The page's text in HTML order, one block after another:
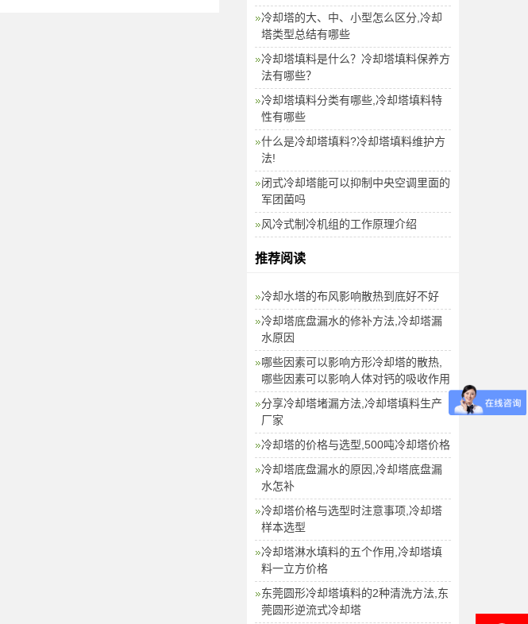
冷却塔的大、中、小型怎么区分,冷却
塔类型总结有哪些
冷却塔填料是什么？冷却塔填料保养方
法有哪些？
冷却塔填料分类有哪些,冷却塔填料特
性有哪些
什么是冷却塔填料?冷却塔填料维护方
法!
闭式冷却塔能可以抑制中央空调里面的
军团菌吗
风冷式制冷机组的工作原理介绍
推荐阅读
冷却水塔的布风影响散热到底好不好
冷却塔底盘漏水的修补方法,冷却塔漏
水原因
哪些因素可以影响方形冷却塔的散热,
哪些因素可以影响人体对钙的吸收作用
分享冷却塔堵漏方法,冷却塔填料生产
厂家
冷却塔的价格与选型,500吨冷却塔价格
冷却塔底盘漏水的原因,冷却塔底盘漏
水怎补
冷却塔价格与选型时注意事项,冷却塔
样本选型
冷却塔淋水填料的五个作用,冷却塔填
料一立方价格
东莞圆形冷却塔填料的2种清洗方法,东
莞圆形逆流式冷却塔